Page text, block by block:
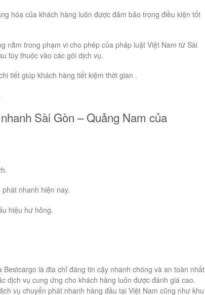
hóa của khách hàng luôn được đảm bảo trong điều kiện tốt
nằm trong phạm vi cho phép của pháp luật Việt Nam từ Sài
tùy thuộc vào các gói dịch vụ.
tiết giúp khách hàng tiết kiệm thời gian .
Sài Gòn – Quảng Nam của
nhanh hiện nay.
hiệu hư hỏng.
Bestcargo là đia chỉ đáng tin cậy nhanh chóng và an toàn nhất
dịch vụ cung ứng cho khách hàng luôn được đánh giá cao.
vụ chuyển phát nhanh hàng đầu tại Việt Nam cũng như khu